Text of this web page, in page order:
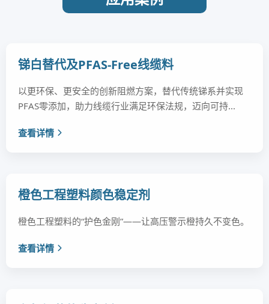
锑白替代及PFAS-Free线缆料
以更环保、更安全的创新阻燃方案，替代传统锑系并实现
PFAS零添加，助力线缆行业满足环保法规，迈向可持...
查看详情
橙色工程塑料颜色稳定剂
橙色工程塑料的“护色金刚”——让高压警示橙持久不变色。
查看详情